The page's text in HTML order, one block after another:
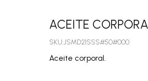
ACEITE
SKU:JSMD21SSS#50#000
Aceite corporal.